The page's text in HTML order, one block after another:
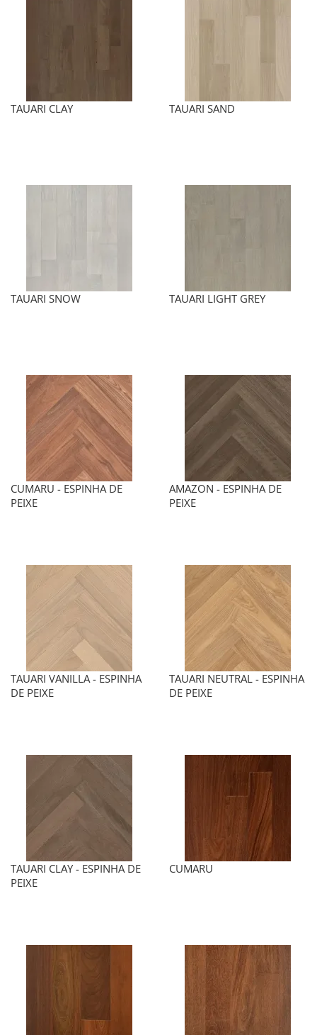
TAUARI CLAY TAUARI SAND
TAUARI SNOW TAUARI LIGHT GREY
CUMARU - ESPINHA DE
PEIXE
AMAZON - ESPINHA DE
PEIXE
TAUARI VANILLA - ESPINHA
DE PEIXE
TAUARI NEUTRAL - ESPINHA
DE PEIXE
TAUARI CLAY - ESPINHA DE
PEIXE
CUMARU